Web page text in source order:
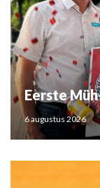
Eerste
6 augustus 2026